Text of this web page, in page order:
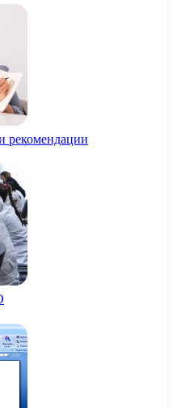
рекомендации